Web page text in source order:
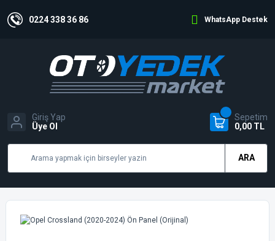
0224 338 36 86 WhatsApp Destek
ARA
Giriş Yap
Üye Ol
Sepetim
0,00 TL